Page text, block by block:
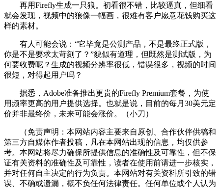
再用Firefly生成一只狼。初看很不错，比较逼真，但细看
就会发现，视频中的狼像一幅画，很难有客户愿意花钱购买这
样的素材。
有人可能会说：“它毕竟是公测产品，不是最终正式版，
你是不是要求太苛刻了？”貌似有道理，但既然是测试版，为
何要收费呢？生成的视频分辨率很低，错误很多，视频的时间
很短，对得起用户吗？
据悉，Adobe准备推出更贵的Firefly Premium套餐，为使
用频率更高的用户提供选择。也就是说，目前的每月30美元定
价并非最终价，未来可能会涨价。（小刀）
（免责声明：本网站内容主要来自原创、合作伙伴供稿和
第三方自媒体作者投稿，凡在本网站出现的信息，均仅供参
考。本网站将尽力确保所提供信息的准确性及可靠性，但不保
证有关资料的准确性及可靠性，读者在使用前请进一步核实，
并对任何自主决定的行为负责。本网站对有关资料所引致的错
误、不确或遗漏，概不负任何法律责任。任何单位或个人认为